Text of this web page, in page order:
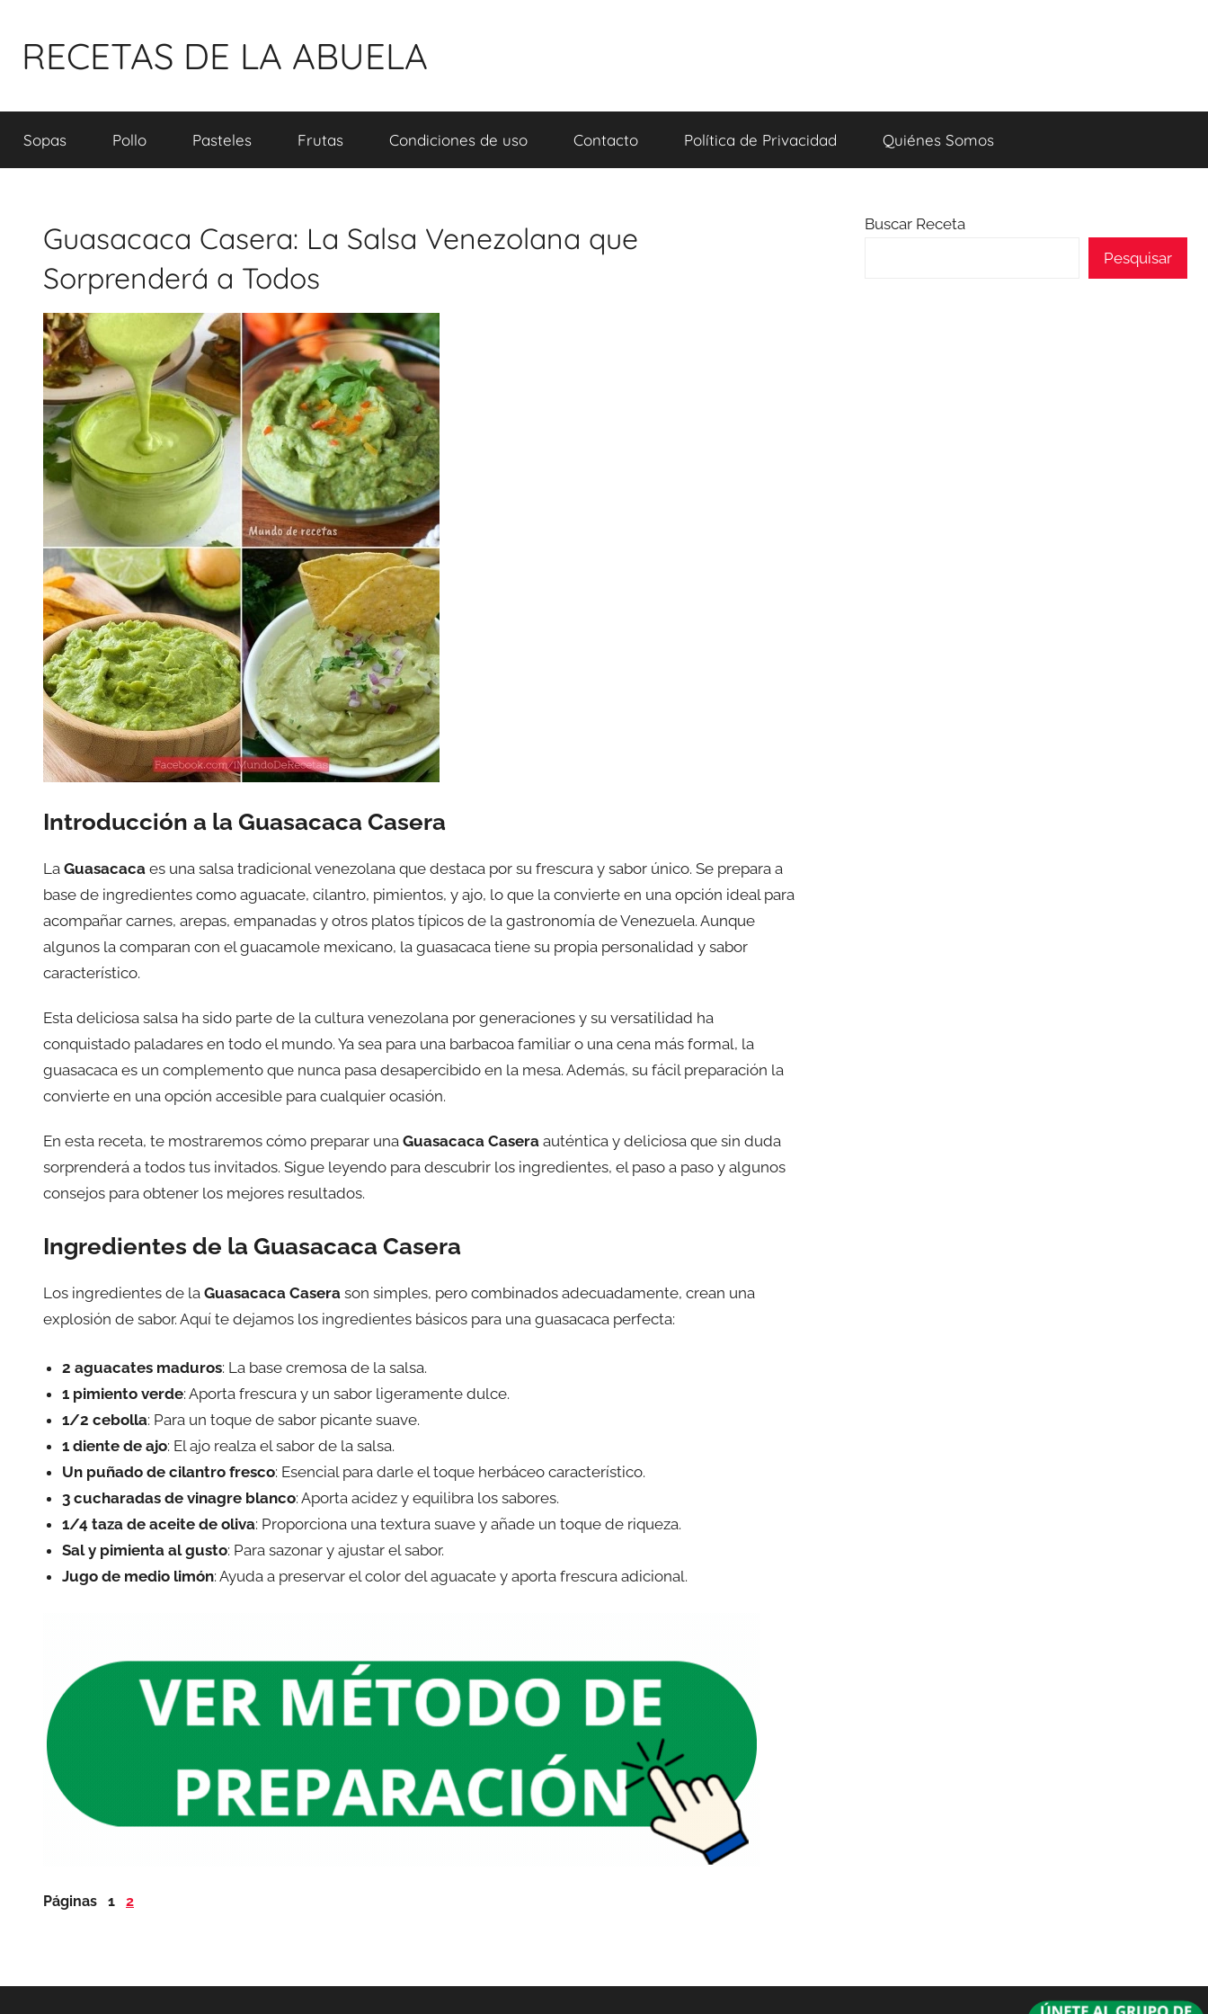
RECETAS DE LA ABUELA
Sopas Pollo Pasteles Frutas Condiciones de uso Contacto Política de Privacidad Quiénes Somos
Guasacaca Casera: La Salsa Venezolana que
Sorprenderá a Todos
Introducción a la Guasacaca Casera
La Guasacaca es una salsa tradicional venezolana que destaca por su frescura y sabor único. Se prepara a
base de ingredientes como aguacate, cilantro, pimientos, y ajo, lo que la convierte en una opción ideal para
acompañar carnes, arepas, empanadas y otros platos típicos de la gastronomía de Venezuela. Aunque
algunos la comparan con el guacamole mexicano, la guasacaca tiene su propia personalidad y sabor
característico.
Esta deliciosa salsa ha sido parte de la cultura venezolana por generaciones y su versatilidad ha
conquistado paladares en todo el mundo. Ya sea para una barbacoa familiar o una cena más formal, la
guasacaca es un complemento que nunca pasa desapercibido en la mesa. Además, su fácil preparación la
convierte en una opción accesible para cualquier ocasión.
En esta receta, te mostraremos cómo preparar una Guasacaca Casera auténtica y deliciosa que sin duda
sorprenderá a todos tus invitados. Sigue leyendo para descubrir los ingredientes, el paso a paso y algunos
consejos para obtener los mejores resultados.
Ingredientes de la Guasacaca Casera
Los ingredientes de la Guasacaca Casera son simples, pero combinados adecuadamente, crean una
explosión de sabor. Aquí te dejamos los ingredientes básicos para una guasacaca perfecta:
2 aguacates maduros: La base cremosa de la salsa.
1 pimiento verde: Aporta frescura y un sabor ligeramente dulce.
1/2 cebolla: Para un toque de sabor picante suave.
1 diente de ajo: El ajo realza el sabor de la salsa.
Un puñado de cilantro fresco: Esencial para darle el toque herbáceo característico.
3 cucharadas de vinagre blanco: Aporta acidez y equilibra los sabores.
1/4 taza de aceite de oliva: Proporciona una textura suave y añade un toque de riqueza.
Sal y pimienta al gusto: Para sazonar y ajustar el sabor.
Jugo de medio limón: Ayuda a preservar el color del aguacate y aporta frescura adicional.
Páginas 1 2
Buscar Receta
Pesquisar